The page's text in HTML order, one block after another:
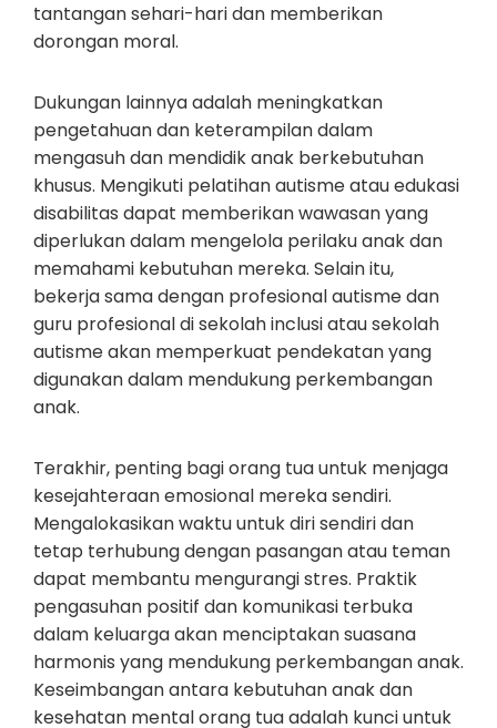
tantangan sehari-hari dan memberikan
dorongan moral.
Dukungan lainnya adalah meningkatkan
pengetahuan dan keterampilan dalam
mengasuh dan mendidik anak berkebutuhan
khusus. Mengikuti pelatihan autisme atau edukasi
disabilitas dapat memberikan wawasan yang
diperlukan dalam mengelola perilaku anak dan
memahami kebutuhan mereka. Selain itu,
bekerja sama dengan profesional autisme dan
guru profesional di sekolah inclusi atau sekolah
autisme akan memperkuat pendekatan yang
digunakan dalam mendukung perkembangan
anak.
Terakhir, penting bagi orang tua untuk menjaga
kesejahteraan emosional mereka sendiri.
Mengalokasikan waktu untuk diri sendiri dan
tetap terhubung dengan pasangan atau teman
dapat membantu mengurangi stres. Praktik
pengasuhan positif dan komunikasi terbuka
dalam keluarga akan menciptakan suasana
harmonis yang mendukung perkembangan anak.
Keseimbangan antara kebutuhan anak dan
kesehatan mental orang tua adalah kunci untuk